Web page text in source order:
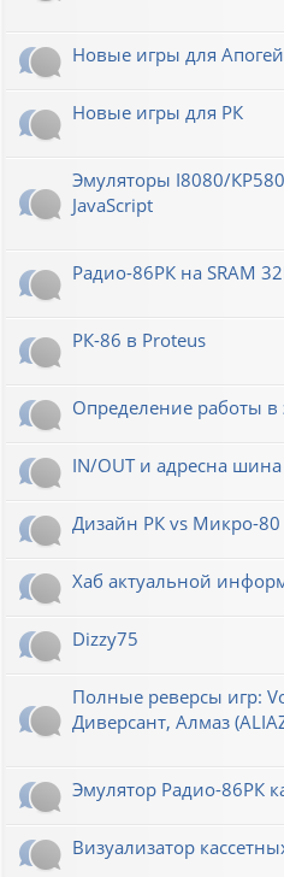
Новые игры для
Новые игры для РК
Эмуляторы I8080/
JavaScript
Радио-86РК на SRAM
РК-86 в Proteus
Определение работы в
IN/OUT и адресна шина
Дизайн РК vs Микро-80
Хаб актуальной
Dizzy75
Полные реверсы игр:
Диверсант, Алмаз
Эмулятор Радио-86РК
Визуализатор